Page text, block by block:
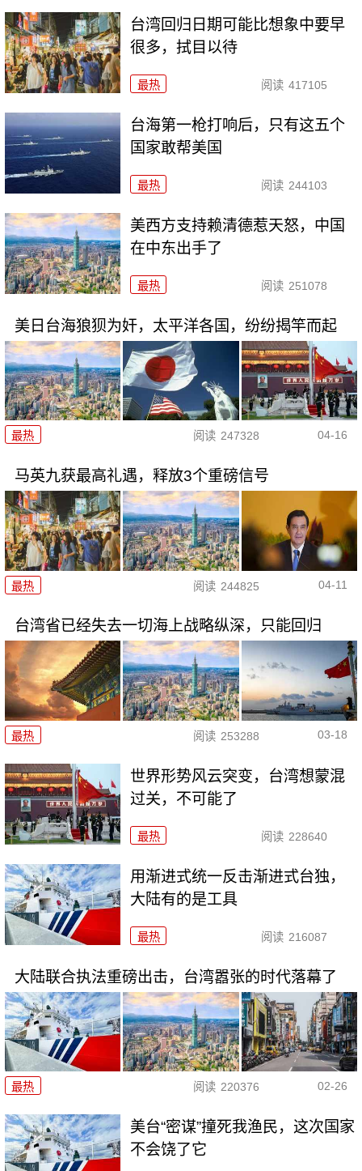
台湾回归日期可能比想象中要早
很多，拭目以待
最热 阅读 417105
台海第一枪打响后，只有这五个
国家敢帮美国
最热 阅读 244103
美西方支持赖清德惹天怒，中国
在中东出手了
最热 阅读 251078
美日台海狼狈为奸，太平洋各国，纷纷揭竿而起
最热 阅读 247328 04-16
马英九获最高礼遇，释放3个重磅信号
最热 阅读 244825 04-11
台湾省已经失去一切海上战略纵深，只能回归
最热 阅读 253288 03-18
世界形势风云突变，台湾想蒙混
过关，不可能了
最热 阅读 228640
用渐进式统一反击渐进式台独，
大陆有的是工具
最热 阅读 216087
大陆联合执法重磅出击，台湾嚣张的时代落幕了
最热 阅读 220376 02-26
美台“密谋”撞死我渔民，这次国家
不会饶了它